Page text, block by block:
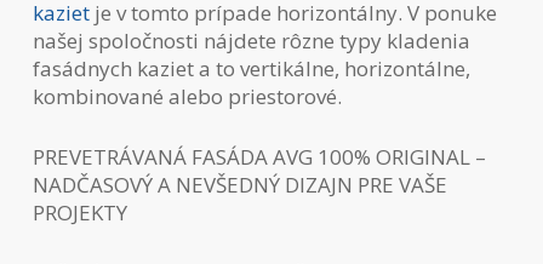
kazietje v tomto prípade horizontálny. V ponuke
našej spoločnosti nájdete rôzne typy kladenia
fasádnych kaziet a to vertikálne, horizontálne,
kombinované alebo priestorové.
PREVETRÁVANÁ FASÁDA AVG 100% ORIGINAL –
NADČASOVÝ A NEVŠEDNÝ DIZAJN PRE VAŠE
PROJEKTY